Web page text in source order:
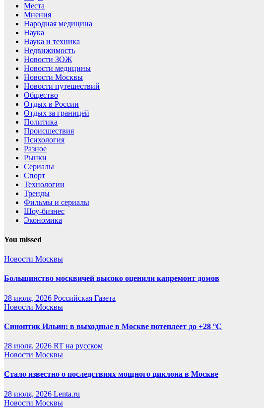
Места
Мнения
Народная медицина
Наука
Наука и техника
Недвижимость
Новости ЗОЖ
Новости медицины
Новости Москвы
Новости путешествий
Общество
Отдых в России
Отдых за границей
Политика
Происшествия
Психология
Разное
Рынки
Сериалы
Спорт
Технологии
Тренды
Фильмы и сериалы
Шоу-бизнес
Экономика
You missed
Новости Москвы
Большинство москвичей высоко оценили капремонт домов
28 июля, 2026 Российская Газета
Новости Москвы
Синоптик Ильин: в выходные в Москве потеплеет до +28 °C
28 июля, 2026 RT на русском
Новости Москвы
Стало известно о последствиях мощного циклона в Москве
28 июля, 2026 Lenta.ru
Новости Москвы